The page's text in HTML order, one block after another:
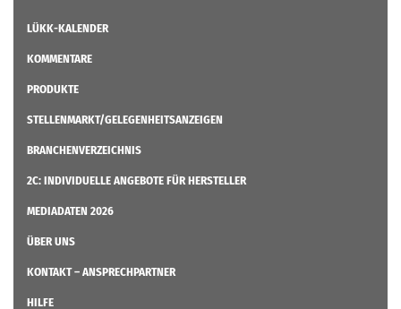
LÜKK-KALENDER
KOMMENTARE
PRODUKTE
STELLENMARKT/GELEGENHEITSANZEIGEN
BRANCHENVERZEICHNIS
2C: INDIVIDUELLE ANGEBOTE FÜR HERSTELLER
MEDIADATEN 2026
ÜBER UNS
KONTAKT – ANSPRECHPARTNER
HILFE